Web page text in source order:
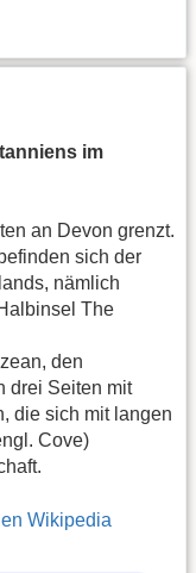
im
an Devon grenzt.
sich der
nämlich
The
den
drei Seiten mit
die sich mit langen
Cove)
Wikipedia